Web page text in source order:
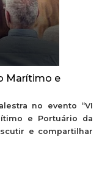
Marítimo e
no evento “VI
e Portuário da
e compartilhar